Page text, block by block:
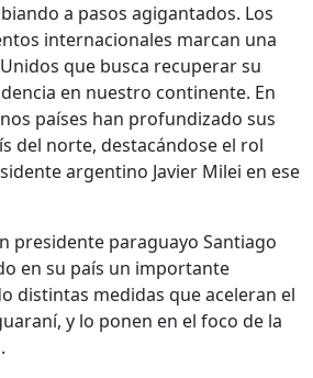
a pasos agigantados. Los
internacionales marcan una
que busca recuperar su
en nuestro continente. En
países han profundizado sus
del norte, destacándose el rol
argentino Javier Milei en ese
presidente paraguayo Santiago
en su país un importante
distintas medidas que aceleran el
y lo ponen en el foco de la